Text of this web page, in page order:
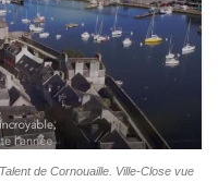
de Cornouaille. Ville-Close vue